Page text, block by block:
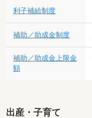
利子補給制度
補助／助成金制度
補助／助成金上限金
額
出産・子育て